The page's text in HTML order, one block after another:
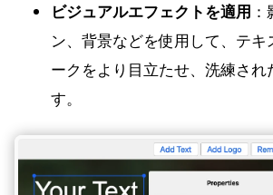
ビジュアルエフェクトを適用
ン、背景などを使用して、テ
ークをより目立たせ、洗練され
す。